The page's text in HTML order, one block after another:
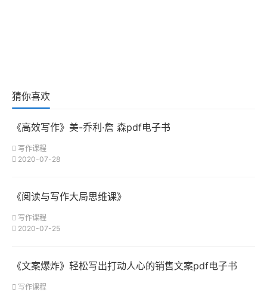
猜你喜欢
《高效写作》美-乔利·詹 森pdf电子书
写作课程
2020-07-28
《阅读与写作大局思维课》
写作课程
2020-07-25
《文案爆炸》轻松写出打动人心的销售文案pdf电子书
写作课程